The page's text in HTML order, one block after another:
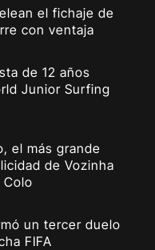
el fichaje de
con ventaja
de 12 años
Junior Surfing
el más grande
de Vozinha
un tercer duelo
FIFA